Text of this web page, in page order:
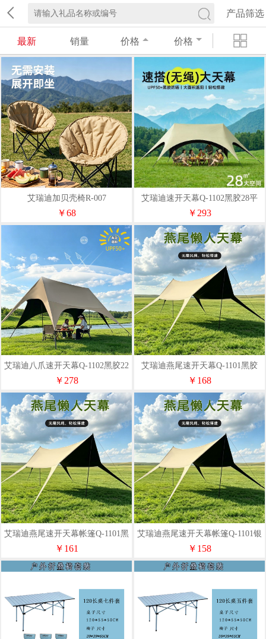
产品筛选
最新 销量 价格 价格
艾瑞迪加贝壳椅R-007
￥68
艾瑞迪速开天幕Q-1102黑胶28平
（8.6*4.6m)
￥293
艾瑞迪八爪速开天幕Q-1102黑胶22
平（6.7*2.5m)
￥278
艾瑞迪燕尾速开天幕Q-1101黑胶
6.2x4.5x2.3m
￥168
艾瑞迪燕尾速开天幕帐篷Q-1101黑
胶6.2x3x2.3m
￥161
艾瑞迪燕尾速开天幕帐篷Q-1101银
胶6.2x3x2.3m
￥158